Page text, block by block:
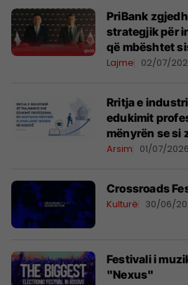
PriBank
strategjik për
që mbështet
Lajme 02/07/
Rritja e
edukimit
mënyrën se si
Kosovë.
Arsim 01/07/2026
Crossroads
Kulturë 30/06/
Festivali i
"Nexus"